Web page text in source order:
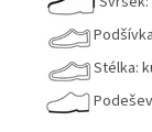
Stélka: